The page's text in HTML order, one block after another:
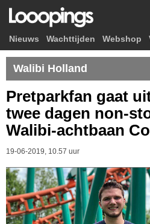
Nieuws Wachttijden Webshop
Walibi Holland
Pretparkfan gaat
twee dagen non-
Walibi-achtbaan
19-06-2019, 10.57 uur